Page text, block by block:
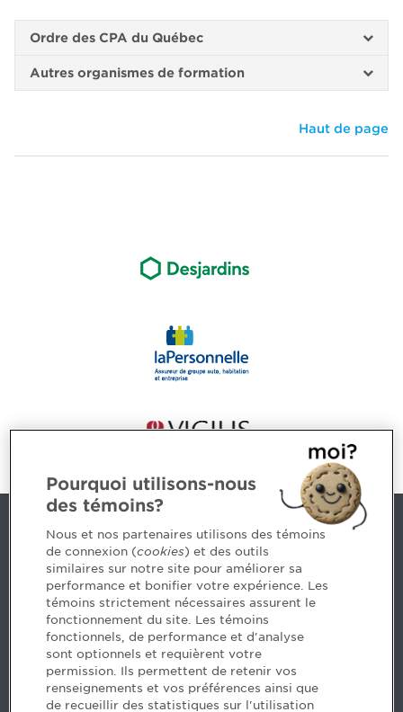
Ordre des CPA du Québec
Autres organismes de formation
Haut de page
Nous joindre
5, Place Ville Marie, bureau 800, Montréal (Québec)
H3B 2G2
www.cpaquebec.ca
Des questions? Faites appel à notre équipe >
Envie de mettre de l’Ordre dans votre carrière? Voyez
les postes disponibles >
Pourquoi utilisons-nous
des témoins?
Nous et nos partenaires utilisons des témoins
de connexion (cookies) et des outils
similaires sur notre site pour améliorer sa
performance et bonifier votre expérience. Les
témoins strictement nécessaires assurent le
fonctionnement du site. Les témoins
fonctionnels, de performance et d'analyse
sont optionnels et requièrent votre
permission. Ils permettent de retenir vos
renseignements et vos préférences ainsi que
de recueillir des statistiques sur l'utilisation